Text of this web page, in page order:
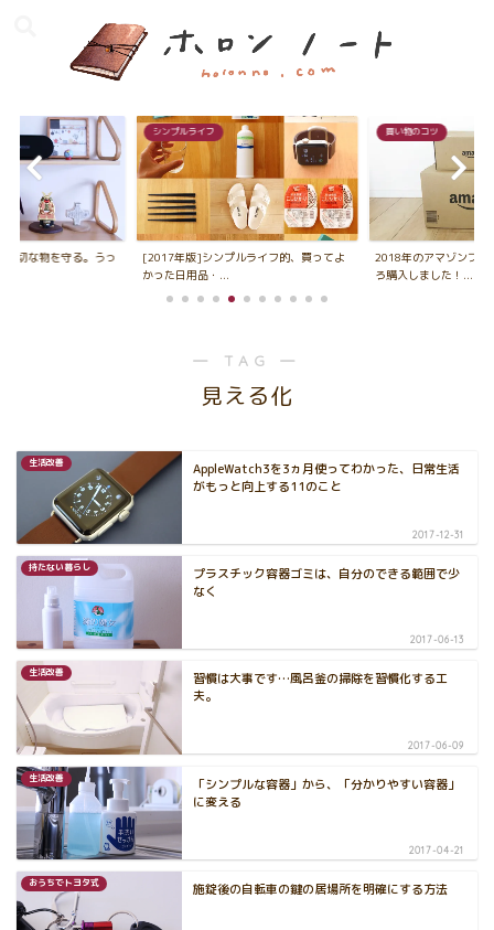
大切な物を守る。うっ
シンプルライフ
[2017年版]シンプルライフ的、買ってよ
かった日用品・...
買い物のコツ
2018年のアマゾンプラ
ろ購入しました！...
― TAG ―
見える化
生活改善
AppleWatch3を3ヵ月使ってわかった、日常生活
がもっと向上する11のこと
2017-12-31
持たない暮らし
プラスチック容器ゴミは、自分のできる範囲で少
なく
2017-06-13
生活改善
習慣は大事です…風呂釜の掃除を習慣化する工
夫。
2017-06-09
生活改善
「シンプルな容器」から、「分かりやすい容器」
に変える
2017-04-21
おうちでトヨタ式 施錠後の自転車の鍵の居場所を明確にする方法